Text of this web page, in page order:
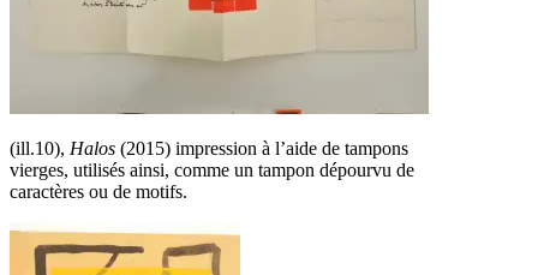
(ill.10), Halos (2015) impression à l’aide de tampons
vierges, utilisés ainsi, comme un tampon dépourvu de
caractères ou de motifs.